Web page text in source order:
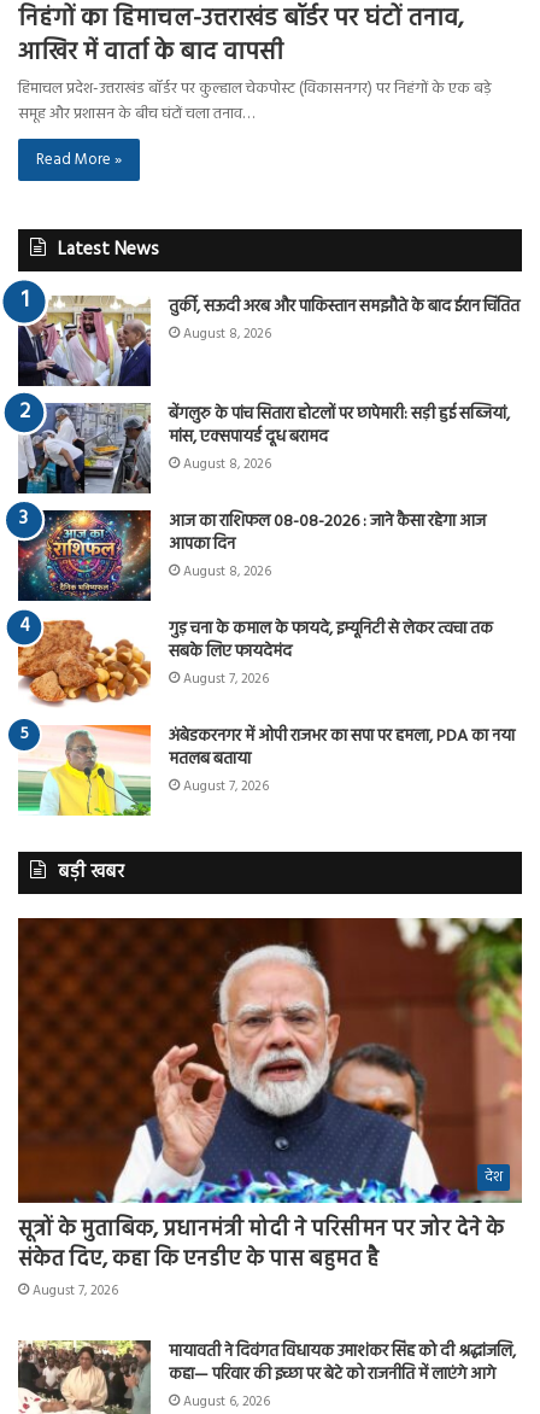
निहंगों का हिमाचल-उत्तराखंड बॉर्डर पर घंटों तनाव,
आखिर में वार्ता के बाद वापसी
हिमाचल प्रदेश-उत्तराखंड बॉर्डर पर कुल्हाल चेकपोस्ट (विकासनगर) पर निहंगों के एक बड़े
समूह और प्रशासन के बीच घंटों चला तनाव…
Read More »
Latest News
तुर्की, सऊदी अरब और पाकिस्तान समझौते के बाद ईरान चिंतित
August 8, 2026
बेंगलुरु के पांच सितारा होटलों पर छापेमारी: सड़ी हुई सब्जियां,
मांस, एक्सपायर्ड दूध बरामद
August 8, 2026
आज का राशिफल 08-08-2026 : जाने कैसा रहेगा आज
आपका दिन
August 8, 2026
गुड़ चना के कमाल के फायदे, इम्यूनिटी से लेकर त्वचा तक
सबके लिए फायदेमंद
August 7, 2026
अंबेडकरनगर में ओपी राजभर का सपा पर हमला, PDA का नया
मतलब बताया
August 7, 2026
बड़ी खबर
देश
सूत्रों के मुताबिक, प्रधानमंत्री मोदी ने परिसीमन पर जोर देने के
संकेत दिए, कहा कि एनडीए के पास बहुमत है
August 7, 2026
मायावती ने दिवंगत विधायक उमाशंकर सिंह को दी श्रद्धांजलि,
कहा— परिवार की इच्छा पर बेटे को राजनीति में लाएंगे आगे
August 6, 2026